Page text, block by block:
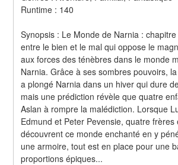
Runtime : 140
Synopsis : Le Monde de Narnia :
entre le bien et le mal qui oppose le
aux forces des ténèbres dans le monde
Narnia. Grâce à ses sombres pouvoirs,
a plongé Narnia dans un hiver qui dure
mais une prédiction révèle que quatre
Aslan à rompre la malédiction. Lorsque
Edmund et Peter Pevensie, quatre
découvrent ce monde enchanté en y
une armoire, tout est en place pour une
proportions épiques...